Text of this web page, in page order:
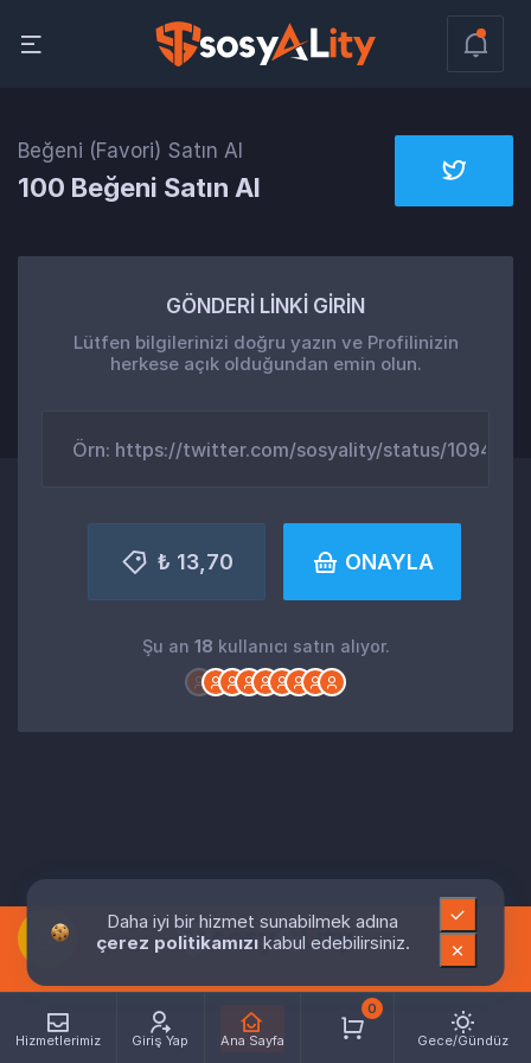
Hizmetlerimiz Giriş Yap Ana Sayfa
0
Gece/Gündüz
Beğeni (Favori) Satın Al
100 Beğeni Satın Al
GÖNDERİ LİNKİ GİRİN
Lütfen bilgilerinizi doğru yazın ve Profilinizin
herkese açık olduğundan emin olun.
₺ 13,70 ONAYLA
Şu an 18 kullanıcı satın alıyor.
Daha iyi bir hizmet sunabilmek adına
çerez politikamızı kabul edebilirsiniz.